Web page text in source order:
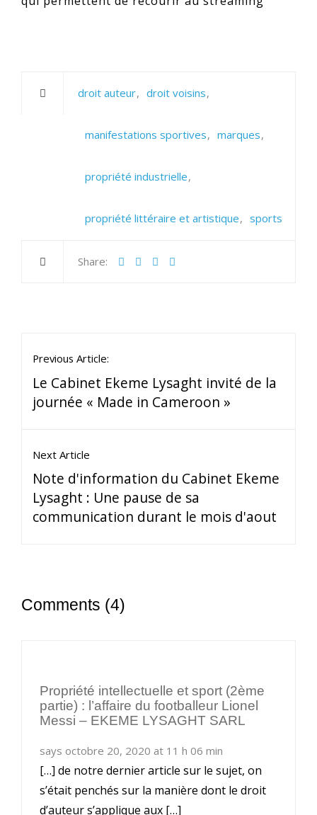
droit auteur droit voisins
manifestations sportives marques
propriété industrielle
propriété littéraire et artistique sports
Share:
Previous Article:
Le Cabinet Ekeme Lysaght invité de la
journée « Made in Cameroon »
Next Article
Note d'information du Cabinet Ekeme
Lysaght : Une pause de sa
communication durant le mois d'aout
Comments (4)
Propriété intellectuelle et sport (2ème
partie) : l’affaire du footballeur Lionel
Messi – EKEME LYSAGHT SARL
says octobre 20, 2020 at 11 h 06 min
[…] de notre dernier article sur le sujet, on
s’était penchés sur la manière dont le droit
d’auteur s’applique aux […]